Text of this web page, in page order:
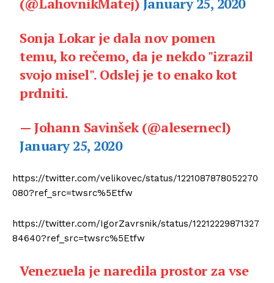
Sonja Lokar je dala nov pomen
temu, ko rečemo, da je nekdo "izrazil
svojo misel". Odslej je to enako kot
prdniti.
— Johann Savinšek (@alesernecl)
January 25, 2020
https://twitter.com/velikovec/status/1221087878052270
080?ref_src=twsrc%5Etfw
https://twitter.com/IgorZavrsnik/status/12212229871327
84640?ref_src=twsrc%5Etfw
Venezuela je naredila prostor za vse